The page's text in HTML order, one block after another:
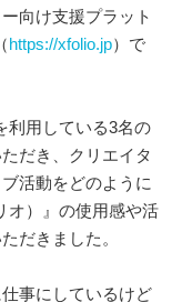
向け支援プラット
https://xfolio.jp）で
利用している3名の
だき、クリエイタ
活動をどのように
オ）』の使用感や活
だきました。
事にしているけど